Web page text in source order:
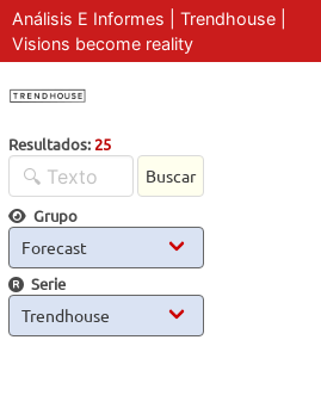
Análisis E Informes | Trendhouse |
Visions become reality
Resultados:25
Buscar
Grupo
Serie